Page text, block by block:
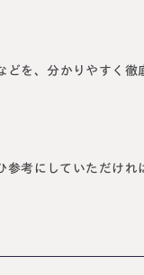
どを、分かりやすく徹
参考にしていただけれ